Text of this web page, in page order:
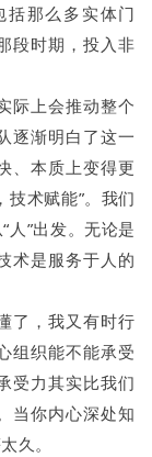
那么多实体门
段时期，投入非
际上会推动整个
逐渐明白了这一
、本质上变得更
技术赋能”。我们
人”出发。无论是
术是服务于人的
了，我又有时行
组织能不能承受
受力其实比我们
当你内心深处知
久。